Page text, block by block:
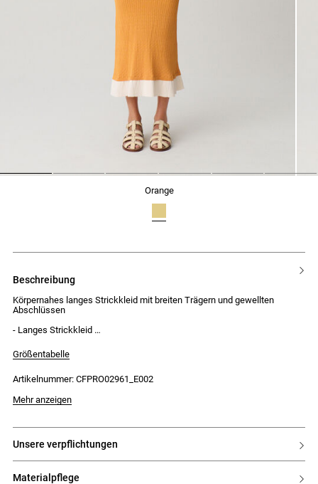
orange
beschreibung
Körpernahes langes Strickkleid mit breiten Trägern und gewellten
Abschlüssen
- Langes Strickkleid
- Ärmellos mit breiten Trägern
- Weiter Rundhalsausschnitt
Armausschnitten und am Rücken
- Kontrastierender Volant am Rocksaum
Größentabelle
Artikelnummer: CFPRO02961_E002
Mehr anzeigen
unsere verpflichtungen
materialpflege